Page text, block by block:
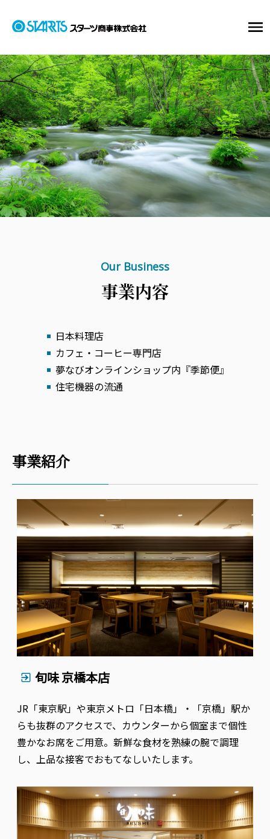
Our Business
事業内容
日本料理店
カフェ・コーヒー専門店
夢なびオンラインショップ内『季節便』
住宅機器の流通
事業紹介
旬味 京橋本店
JR「東京駅」や東京メトロ「日本橋」・「京橋」駅か
らも抜群のアクセスで、カウンターから個室まで個性
豊かなお席をご用意。新鮮な食材を熟練の腕で調理
し、上品な接客でおもてなしいたします。